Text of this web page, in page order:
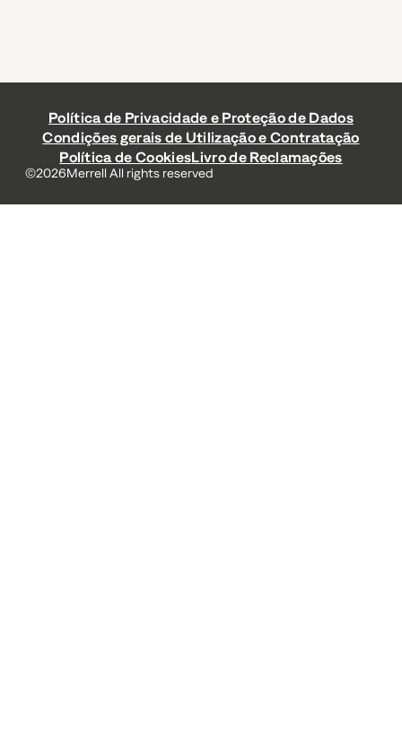
Política de Privacidade e Proteção de Dados
Condições gerais de Utilização e Contratação
Política de CookiesLivro de Reclamações
©2026Merrell All rights reserved